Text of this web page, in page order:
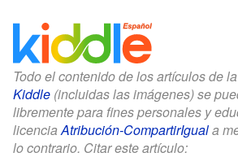
Todo el contenido de los artículos de la
Kiddle (incluidas las imágenes) se
libremente para fines personales y
licenciaAtribución-CompartirIguala
lo contrario. Citar este artículo: